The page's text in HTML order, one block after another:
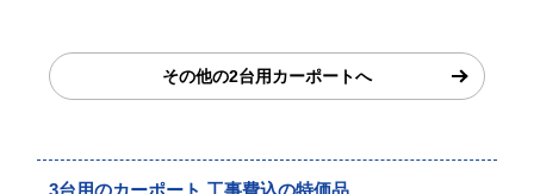
その他の2台用カーポートへ
3台用のカーポート 工事費込の特価品